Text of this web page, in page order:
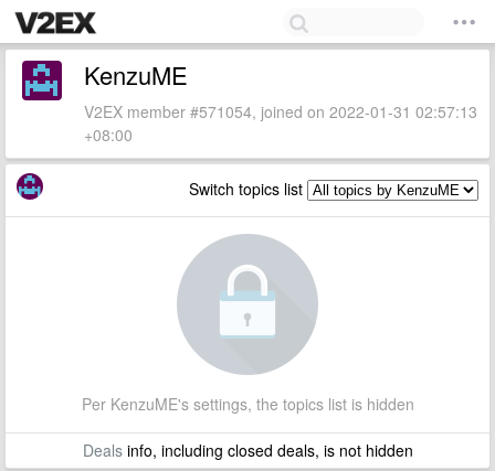
KenzuME
V2EX member #571054, joined on 2022-01-31 02:57:13
+08:00
Switch topics list
Per KenzuME's settings, the topics list is hidden
Dealsinfo, including closed deals, is not hidden